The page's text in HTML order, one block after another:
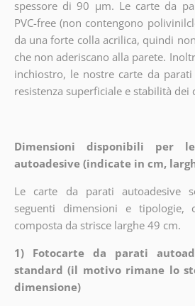
spessore di 90 µm. Le carte da
PVC-free (non contengono
da una forte colla acrilica, quindi
che non aderiscano alla parete.
inchiostro, le nostre carte da
resistenza superficiale e stabilità dei
Dimensioni disponibili per
autoadesive (indicate in cm,
Le carte da parati autoadesive
seguenti dimensioni e tipologie,
composta da strisce larghe 49 cm.
1) Fotocarte da parati
standard (il motivo rimane lo
dimensione)